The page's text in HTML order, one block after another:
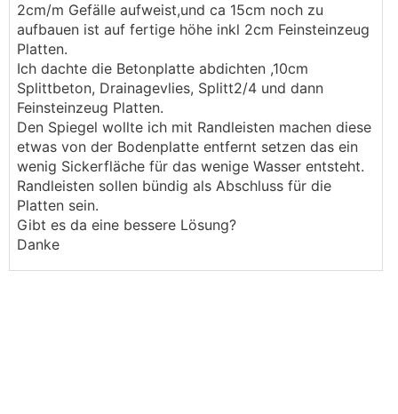
2cm/m Gefälle aufweist,und ca 15cm noch zu
aufbauen ist auf fertige höhe inkl 2cm Feinsteinzeug
Platten.
Ich dachte die Betonplatte abdichten ,10cm
Splittbeton, Drainagevlies, Splitt2/4 und dann
Feinsteinzeug Platten.
Den Spiegel wollte ich mit Randleisten machen diese
etwas von der Bodenplatte entfernt setzen das ein
wenig Sickerfläche für das wenige Wasser entsteht.
Randleisten sollen bündig als Abschluss für die
Platten sein.
Gibt es da eine bessere Lösung?
Danke